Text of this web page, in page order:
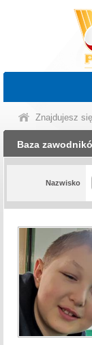
Znajdujesz
Baza
Nazwisko